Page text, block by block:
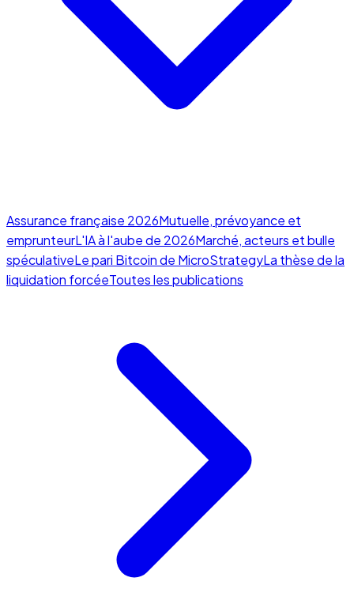
Assurance française 2026Mutuelle, prévoyance et
emprunteurL'IA à l'aube de 2026Marché, acteurs et bulle
spéculativeLe pari Bitcoin de MicroStrategyLa thèse de la
liquidation forcéeToutes les publications